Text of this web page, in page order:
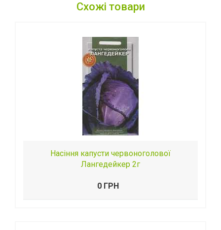
Схожі товари
Насіння капусти червоноголової
Лангедейкер 2г
0 ГРН